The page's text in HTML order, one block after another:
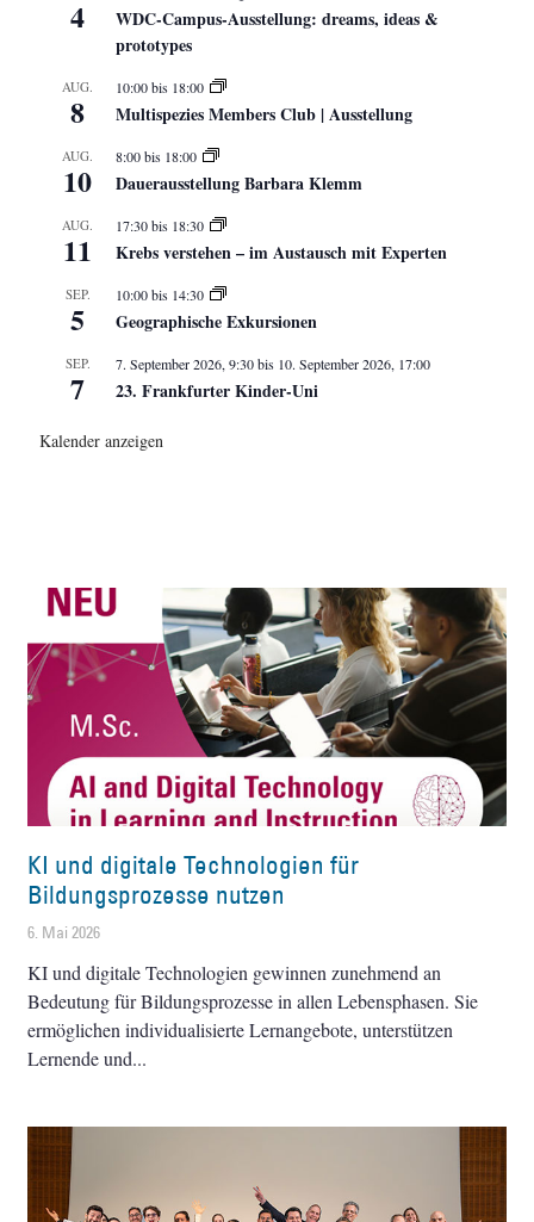
4
WDC-Campus-Ausstellung: dreams, ideas &
prototypes
AUG.
8
10:00bis 18:00
Multispezies Members Club | Ausstellung
AUG.
10
8:00bis 18:00
Dauerausstellung Barbara Klemm
AUG.
11
17:30bis 18:30
Krebs verstehen – im Austausch mit Experten
SEP.
5
10:00bis 14:30
Geographische Exkursionen
SEP.
7
7. September 2026, 9:30bis 10. September 2026, 17:00
23. Frankfurter Kinder-Uni
Kalender anzeigen
KI und digitale Technologien für
Bildungsprozesse nutzen
6. Mai 2026
KI und digitale Technologien gewinnen zunehmend an
Bedeutung für Bildungsprozesse in allen Lebensphasen. Sie
ermöglichen individualisierte Lernangebote, unterstützen
Lernende und